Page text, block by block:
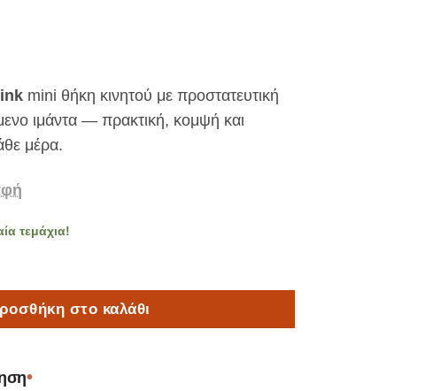
mini θήκη κινητού με προστατευτική
ιμάντα — πρακτική, κομψή και
μέρα.
τεμάχια!
στο καλάθι
•